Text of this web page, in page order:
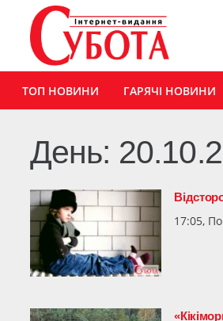
ТОП НОВИНИ ГАРЯЧІ НОВИНИ
День:
17:05,